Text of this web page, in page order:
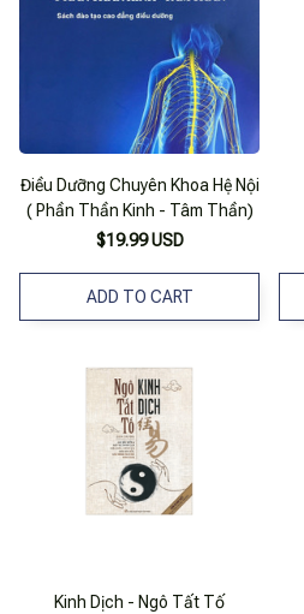
Điều Dưỡng Chuyên Khoa Hệ Nội
( Phần Thần Kinh - Tâm Thần)
$19.99 USD
ADD TO CART
Kinh Dịch - Ngô Tất Tố